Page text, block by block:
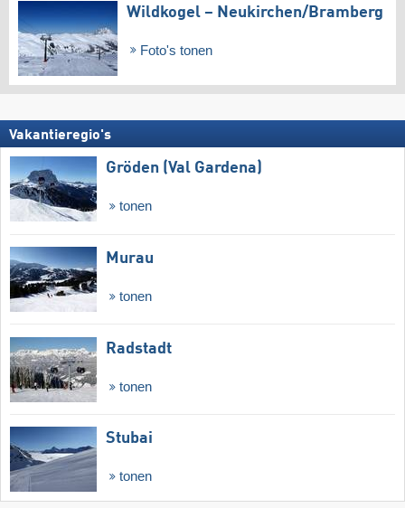
Wildkogel – Neukirchen/​Bramberg
Foto's tonen
Vakantieregio's
Gröden (Val Gardena)
tonen
Murau
tonen
Radstadt
tonen
Stubai
tonen